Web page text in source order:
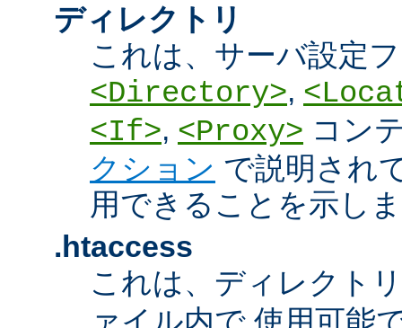
ディレクトリ
これは、サーバ設定
<Directory>,
<If>, <Proxy> コン
クション で説明され
用できることを示し
.htaccess
これは、ディレクトリ
ァイル内で 使用可能